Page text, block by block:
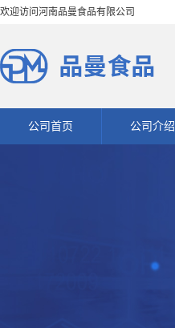
欢迎访问河南品曼食品有限公司
公司首页 公司介绍